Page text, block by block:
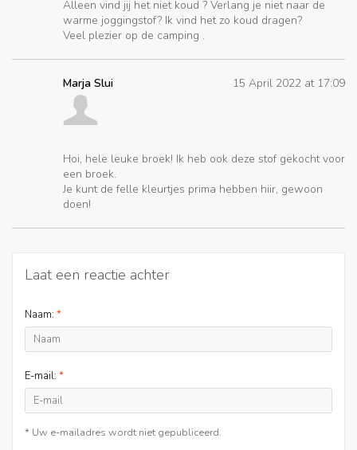
Alleen vind jij het niet koud ? Verlang je niet naar de
warme joggingstof? Ik vind het zo koud dragen?
Veel plezier op de camping .
Marja Slui 15 April 2022 at 17:09
Hoi, hele leuke broek! Ik heb ook deze stof gekocht voor
een broek.
Je kunt de felle kleurtjes prima hebben hiir, gewoon
doen!
Laat een reactie achter
Naam: *
E-mail: *
* Uw e-mailadres wordt niet gepubliceerd.